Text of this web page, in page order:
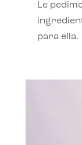
Le
para ella.